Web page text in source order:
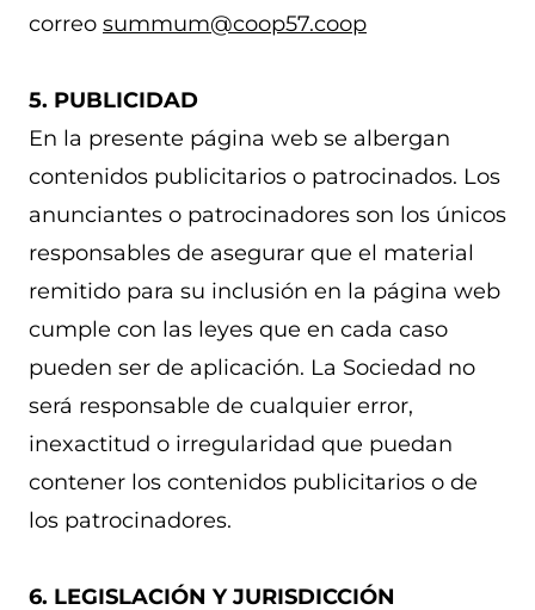
correo summum@coop57.coop
5. PUBLICIDAD
En la presente página web se albergan
contenidos publicitarios o patrocinados. Los
anunciantes o patrocinadores son los únicos
responsables de asegurar que el material
remitido para su inclusión en la página web
cumple con las leyes que en cada caso
pueden ser de aplicación. La Sociedad no
será responsable de cualquier error,
inexactitud o irregularidad que puedan
contener los contenidos publicitarios o de
los patrocinadores.
6. LEGISLACIÓN Y JURISDICCIÓN